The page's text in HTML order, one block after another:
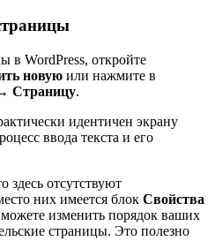
в WordPress, откройте
новую или нажмите в
Страницу.
идентичен экрану
ввода текста и его
здесь отсутствуют
них имеется блок Свойства
изменить порядок ваших
страницы. Это полезно